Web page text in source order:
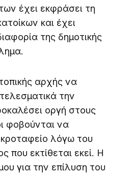
έχει εκφράσει τη
και έχει
της δημοτικής
αρχής να
την
οργή στους
φοβούνται να
λόγω του
που εκτίθεται εκεί. Η
για την επίλυση του